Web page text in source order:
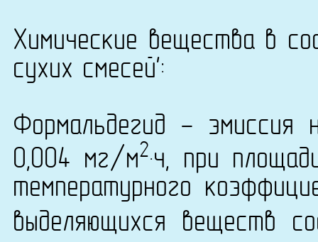
Химические вещества в
сухих смесей':
Формальдегид - эмиссия
0,004 мг/м2·ч, при
температурного
выделяющихся веществ